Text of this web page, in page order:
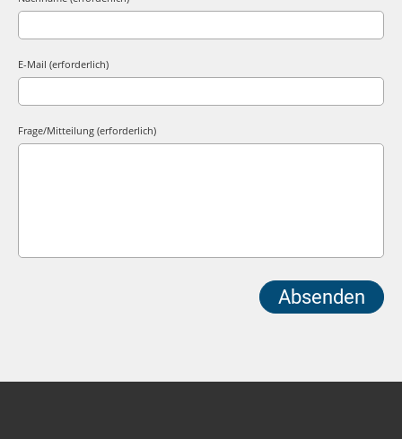
E-Mail (erforderlich)
Frage/Mitteilung (erforderlich)